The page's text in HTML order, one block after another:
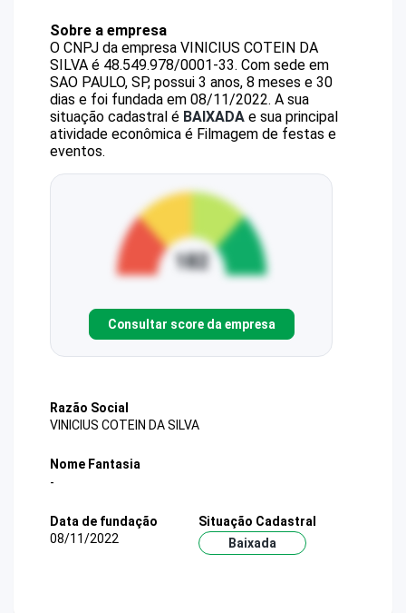
Sobre a empresa
O CNPJ da empresa VINICIUS COTEIN DA
SILVA é 48.549.978/0001-33. Com sede em
SAO PAULO, SP, possui 3 anos, 8 meses e 30
dias e foi fundada em 08/11/2022. A sua
situação cadastral é BAIXADA e sua principal
atividade econômica é Filmagem de festas e
eventos.
Consultar score da empresa
Razão Social
VINICIUS COTEIN DA SILVA
Nome Fantasia
-
Data de fundação
08/11/2022
Situação Cadastral
Baixada